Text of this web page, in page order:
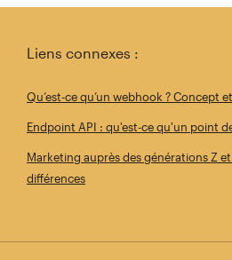
Liens connexes :
Qu’est-ce qu’un webhook ? Concept
Endpoint API : qu'est-ce qu'un point
Marketing auprès des générations Z
différences